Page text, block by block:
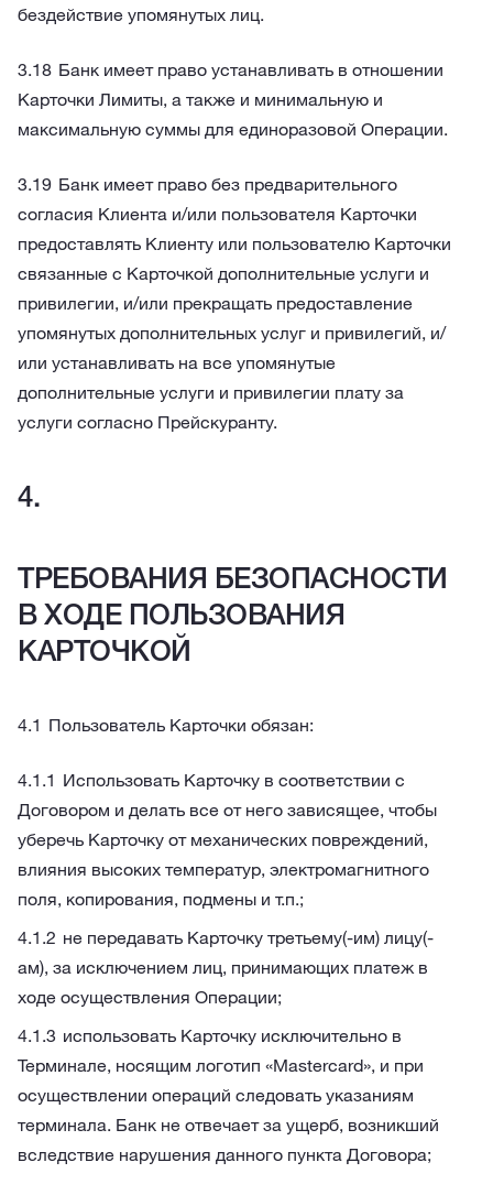
бездействие упомянутых лиц.
Банк имеет право устанавливать в отношении
Карточки Лимиты, а также и минимальную и
максимальную суммы для единоразовой Операции.
Банк имеет право без предварительного
согласия Клиента и/или пользователя Карточки
предоставлять Клиенту или пользователю Карточки
связанные с Карточкой дополнительные услуги и
привилегии, и/или прекращать предоставление
упомянутых дополнительных услуг и привилегий, и/
или устанавливать на все упомянутые
дополнительные услуги и привилегии плату за
услуги согласно Прейскуранту.
ТРЕБОВАНИЯ БЕЗОПАСНОСТИ
В ХОДЕ ПОЛЬЗОВАНИЯ
КАРТОЧКОЙ
Пользователь Карточки обязан:
Использовать Карточку в соответствии с
Договором и делать все от него зависящее, чтобы
уберечь Карточку от механических повреждений,
влияния высоких температур, электромагнитного
поля, копирования, подмены и т.п.;
не передавать Карточку третьему(-им) лицу(-
ам), за исключением лиц, принимающих платеж в
ходе осуществления Операции;
использовать Карточку исключительно в
Терминале, носящим логотип «Mastercard», и при
осуществлении операций следовать указаниям
терминала. Банк не отвечает за ущерб, возникший
вследствие нарушения данного пункта Договора;